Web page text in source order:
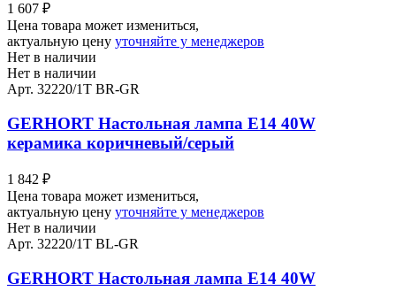
1 607 ₽
Цена товара может измениться,
актуальную цену уточняйте у менеджеров
Нет в наличии
Нет в наличии
Арт. 32220/1T BR-GR
GERHORT Настольная лампа Е14 40W
керамика коричневый/серый
1 842 ₽
Цена товара может измениться,
актуальную цену уточняйте у менеджеров
Нет в наличии
Арт. 32220/1T BL-GR
GERHORT Настольная лампа Е14 40W